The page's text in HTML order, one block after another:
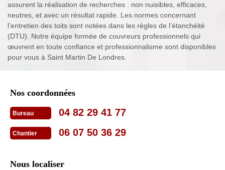
assurent la réalisation de recherches : non nuisibles, efficaces,
neutres, et avec un résultat rapide. Les normes concernant
l’entretien des toits sont notées dans les règles de l’étanchéité
(DTU). Notre équipe formée de couvreurs professionnels qui
œuvrent en toute confiance et professionnalisme sont disponibles
pour vous à Saint Martin De Londres.
Nos coordonnées
Bureau 04 82 29 41 77
Chantier 06 07 50 36 29
Nous localiser